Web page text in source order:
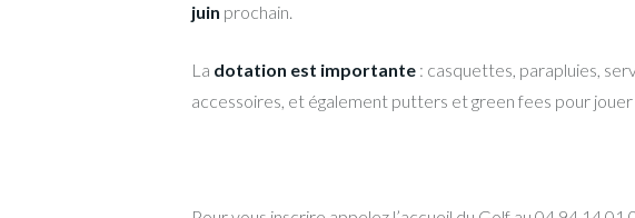
juin prochain.
La dotation est importante : casquettes, parapluies,
accessoires, et également putters et green fees pour jouer